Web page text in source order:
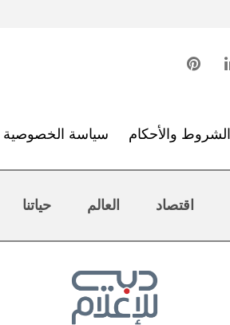
الشروط والأحكام سياسة الخصوصية
اقتصاد العالم حياتنا